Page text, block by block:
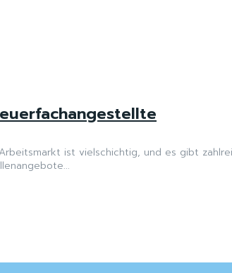
ist vielschichtig, und es gibt